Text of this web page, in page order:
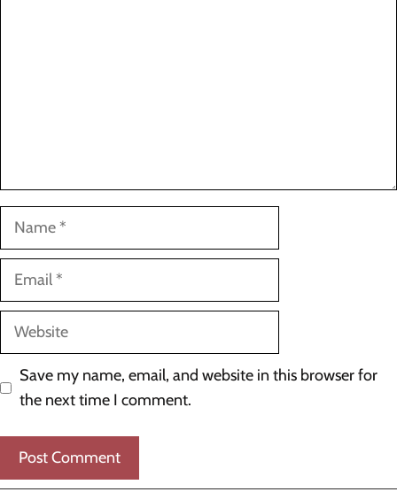
Name
Email
Website
Save my name, email, and website in this browser for
the next time I comment.